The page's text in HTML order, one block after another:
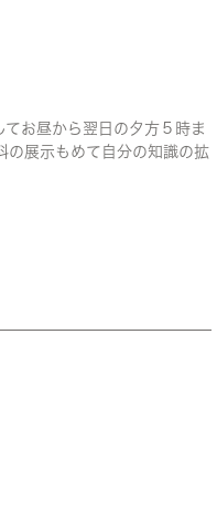
お昼から翌日の夕方５時ま
の展示もめて自分の知識の拡